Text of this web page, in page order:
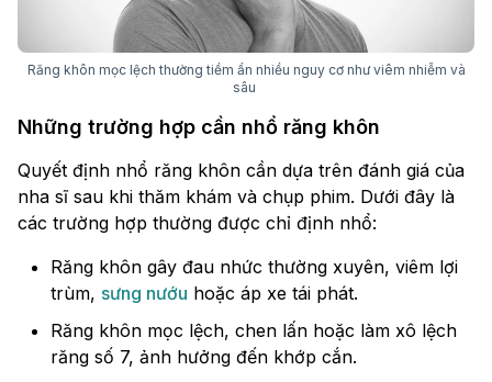
Răng khôn mọc lệch thường tiềm ẩn nhiều nguy cơ như viêm nhiễm và
sâu
Những trường hợp cần nhổ răng khôn
Quyết định nhổ răng khôn cần dựa trên đánh giá của
nha sĩ sau khi thăm khám và chụp phim. Dưới đây là
các trường hợp thường được chỉ định nhổ:
Răng khôn gây đau nhức thường xuyên, viêm lợi
trùm, sưng nướu hoặc áp xe tái phát.
Răng khôn mọc lệch, chen lấn hoặc làm xô lệch
răng số 7, ảnh hưởng đến khớp cắn.